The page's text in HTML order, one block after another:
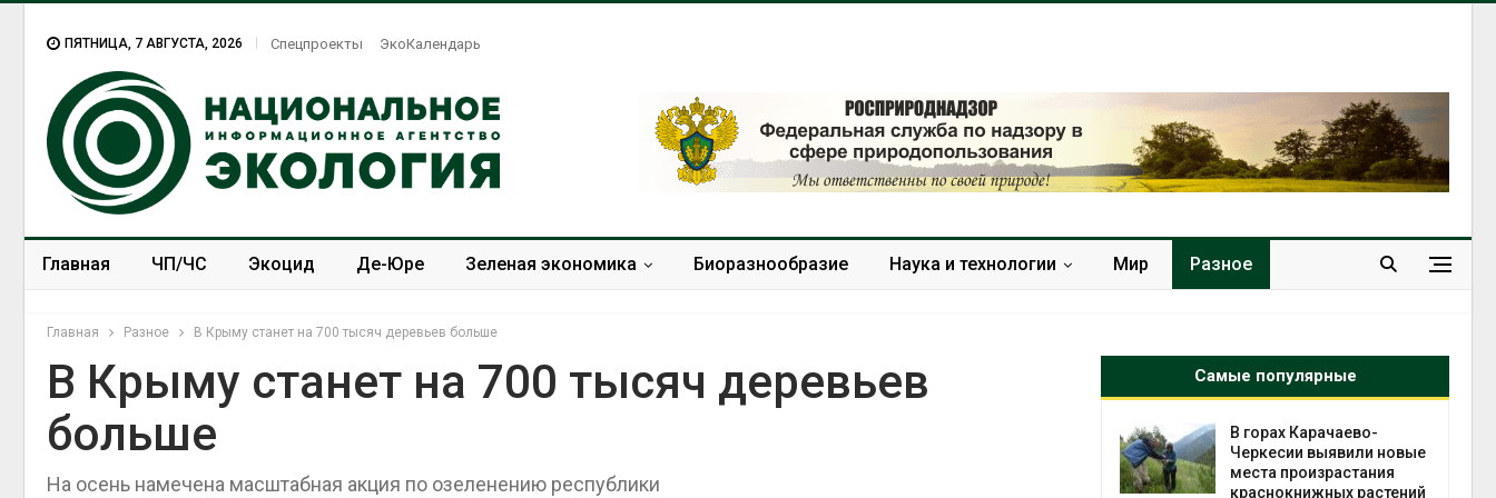
ПЯТНИЦА, 7 АВГУСТА, 2026 Спецпроекты ЭкоКалендарь
Главная ЧП/ЧС Экоцид Де-Юре Зеленая экономика Биоразнообразие Наука и технологии Мир Разное
Главная Разное В Крыму станет на 700 тысяч деревьев больше
В Крыму станет на 700 тысяч деревьев
больше
На осень намечена масштабная акция по озеленению республики
Самые популярные
последствия разлива
химикатов после пожара
В горах Карачаево-
Черкесии выявили новые
места произрастания
краснокнижных растений